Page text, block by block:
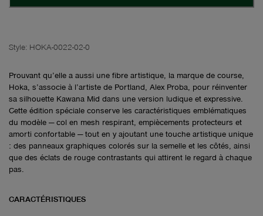
Style: HOKA-0022-02-0
Prouvant qu’elle a aussi une fibre artistique, la marque de course,
Hoka, s’associe à l’artiste de Portland, Alex Proba, pour réinventer
sa silhouette Kawana Mid dans une version ludique et expressive.
Cette édition spéciale conserve les caractéristiques emblématiques
du modèle — col en mesh respirant, empiècements protecteurs et
amorti confortable — tout en y ajoutant une touche artistique unique
: des panneaux graphiques colorés sur la semelle et les côtés, ainsi
que des éclats de rouge contrastants qui attirent le regard à chaque
pas.
CARACTÉRISTIQUES